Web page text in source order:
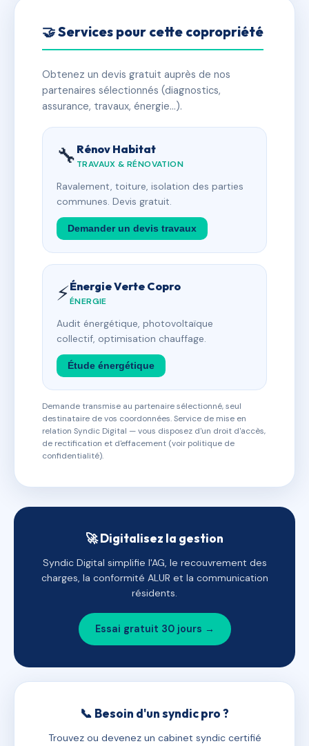
🤝 Services pour cette copropriété
Obtenez un devis gratuit auprès de nos
partenaires sélectionnés (diagnostics,
assurance, travaux, énergie…).
🔧 Rénov Habitat
TRAVAUX & RÉNOVATION
Ravalement, toiture, isolation des parties
communes. Devis gratuit.
Demander un devis travaux
⚡Énergie Verte Copro
ÉNERGIE
Audit énergétique, photovoltaïque
collectif, optimisation chauffage.
Étude énergétique
Demande transmise au partenaire sélectionné, seul
destinataire de vos coordonnées. Service de mise en
relation Syndic Digital — vous disposez d'un droit d'accès,
de rectification et d'effacement (voir politique de
confidentialité).
🚀 Digitalisez la gestion
Syndic Digital simplifie l'AG, le recouvrement des
charges, la conformité ALUR et la communication
résidents.
Essai gratuit 30 jours →
📞 Besoin d'un syndic pro ?
Trouvez ou devenez un cabinet syndic certifié